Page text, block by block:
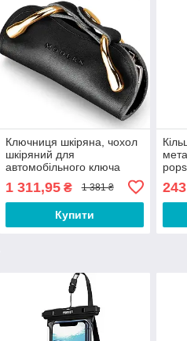
Ключниця шкіряна, чохол
шкіряний для
автомобільного ключа
Чорний
1 311,95₴ 1 381 ₴
Купити
243